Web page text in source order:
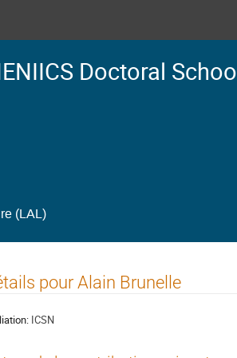
Doctoral
(LAL)
pour Alain Brunelle
ICSN